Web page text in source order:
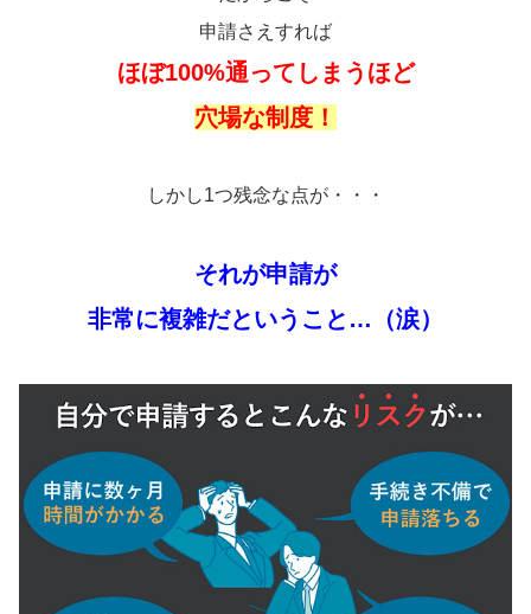
申請さえすれば
ほぼ100%通ってしまうほど
穴場な制度！
しかし1つ残念な点が・・・
それが申請が
非常に複雑だということ…（涙）